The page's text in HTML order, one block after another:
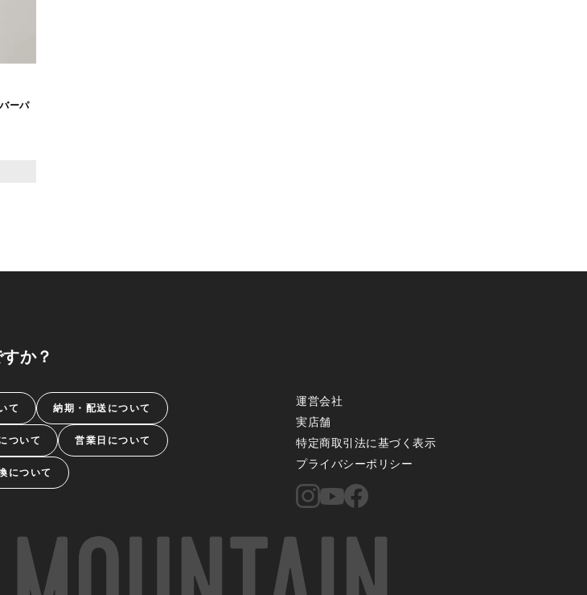
ーパ
か？
て 納期・配送について
ついて 営業日について
について
運営会社
実店舗
特定商取引法に基づく表示
プライバシーポリシー